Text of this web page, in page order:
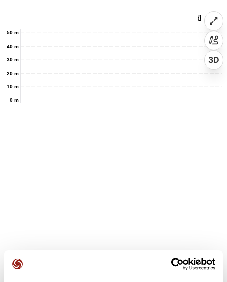
0 m
10 m
20 m
30 m
40 m
50 m
3D
Recensioni degli utenti